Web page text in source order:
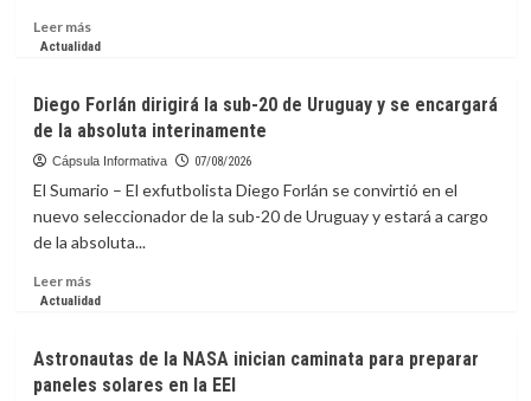
las
AFP
manejar
recursos
los
afiliados;
ingresos
alcanzan
millones
a
Leer másLeer
más
capsula
Informativa:
How
Partnership
with
Detroit
Myles
$61K
for
Actualidad
Diego Forlán dirigirá la sub-20 de Uruguay y se encargará
de la absoluta interinamente
Cápsula Informativa 07/08/2026
El Sumario – El exfutbolista Diego Forlán se convirtió en el
nuevo seleccionador de la sub-20 de Uruguay y estará a cargo
de la absoluta...
Leer másLeer
más
Forlán
dirigirá
Actualidad
Astronautas de la NASA inician caminata para preparar
paneles solares en la EEI